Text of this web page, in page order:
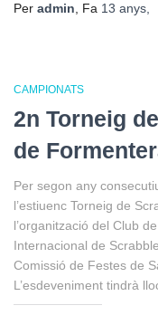
Per admin , Fa 13 anys
CAMPIONATS
2n Torneig
de
Per segon any
l’estiuenc Torneig de
l’organització del Club
Internacional de
Comissió de Festes de
L’esdeveniment tindrà